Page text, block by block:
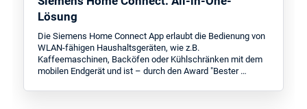
Lösung
Die Siemens Home Connect App erlaubt die Bedienung von
WLAN-fähigen Haushaltsgeräten, wie z.B.
Kaffeemaschinen, Backöfen oder Kühlschränken mit dem
mobilen Endgerät und ist – durch den Award "Bester …